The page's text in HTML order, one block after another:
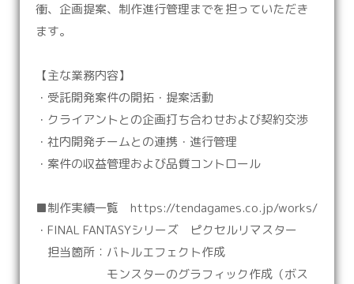
衝、企画提案、制作進行管理までを担っていただき
ます。
【主な業務内容】
・受託開発案件の開拓・提案活動
・クライアントとの企画打ち合わせおよび契約交渉
・社内開発チームとの連携・進行管理
・案件の収益管理および品質コントロール
■制作実績一覧 https://tendagames.co.jp/works/
・FINAL FANTASYシリーズ ピクセルリマスター
担当箇所：バトルエフェクト作成
モンスターのグラフィック作成（ボス